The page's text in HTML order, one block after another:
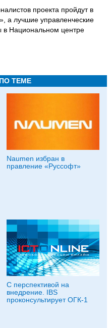
проекта пройдут в
а лучшие управленческие
в Национальном центре
ТЕМЕ
Naumen избран в
правление «Руссофт»
С перспективой на
внедрение. IBS
проконсультирует ОГК-1